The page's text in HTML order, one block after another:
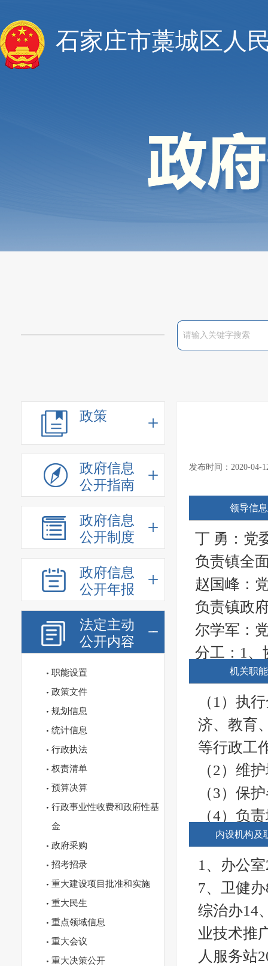
石家庄市藁城区人
政策
政府信息
公开指南
政府信息
公开制度
政府信息
公开年报
法定主动
公开内容
职能设置
政策文件
规划信息
统计信息
行政执法
权责清单
预算决算
行政事业性收费和政府性基
金
政府采购
招考招录
重大建设项目批准和实施
重大民生
重点领域信息
重大会议
重大决策公开
发布时间：2020-
领导信息
丁 勇：党
负责镇全
赵国峰：
负责镇政
尔学军：
分工：1、
升）工作
收、金融
线上单位
办）、公
（金融银
分管科室
委、美丽
法庭。
王彦波：
分工：1
经济结构
责企业标
表，集体
机关职能
（1）执
济、教育
等行政工
（2）维
（3）保
（4）负
务。内设机构及
1、办公
7、卫健
综治办14
业技术推
人服务站